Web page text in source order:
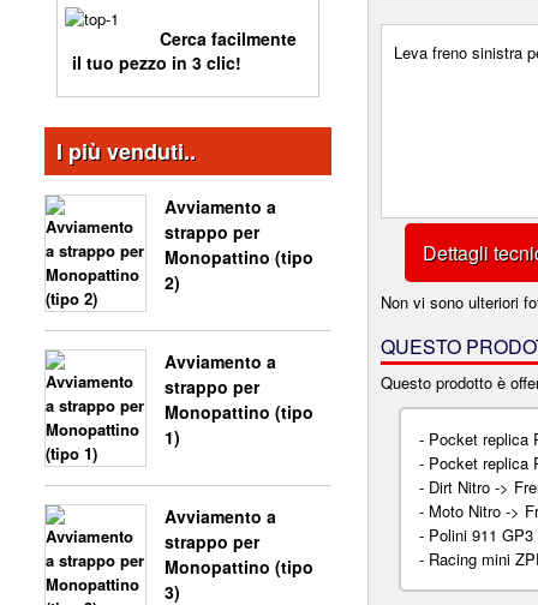
BASHAN 250CC BS250S11
BASHAN 300CC BS300S18
SHINERAY 200STIIE E STIIEB
SHINERAY 250 ST5
SHINERAY 250 STXE
SKYMINI MONKEY - GORILLA
TREX SKYTEAM
V-RAPTOR SKYTEAM
X-BONGO SKYTEAM
Motore Pit Bike
Pedale cambio
Pneumatici
Protezioni
Ruote complete
Serbatoio
Telaio
Pneumatici
Specchi retrovisore
Telaio
Tuning scooter
Variatore
Telaio
Tachimetro e
illuminazione
Telaio
CITYCOCO
MINI CITYCOCO
SCOOTER TERMICO
ELETTRICITÀ
TELAIO
Smagliacatena
Smontapignoni, mantenimenti
viti
ACCESSORI
Portabagagli per scooter
Protezioni lombari
Cerca facilmente
il tuo pezzo in 3 clic!
I più venduti..
Avviamento a
strappo per
Monopattino (tipo
2)
Avviamento a
strappo per
Monopattino (tipo
1)
Avviamento a
strappo per
Monopattino (tipo
3)
Leva freno sinistra
Dettagli
Non vi sono ulteriori
QUESTO
Questo prodotto è
- Pocket replica
- Pocket replica
- Dirt Nitro ->
- Moto Nitro ->
- Polini 911
- Racing mini